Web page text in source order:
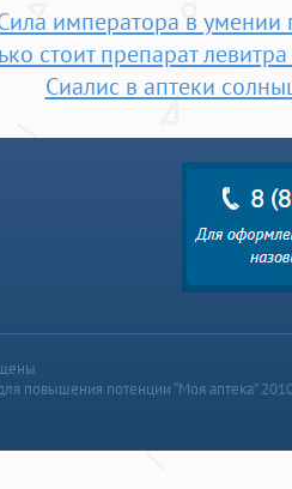
императора в умении
стоит препарат
Сиалис в аптеки
повышения потенции “Моя аптека”